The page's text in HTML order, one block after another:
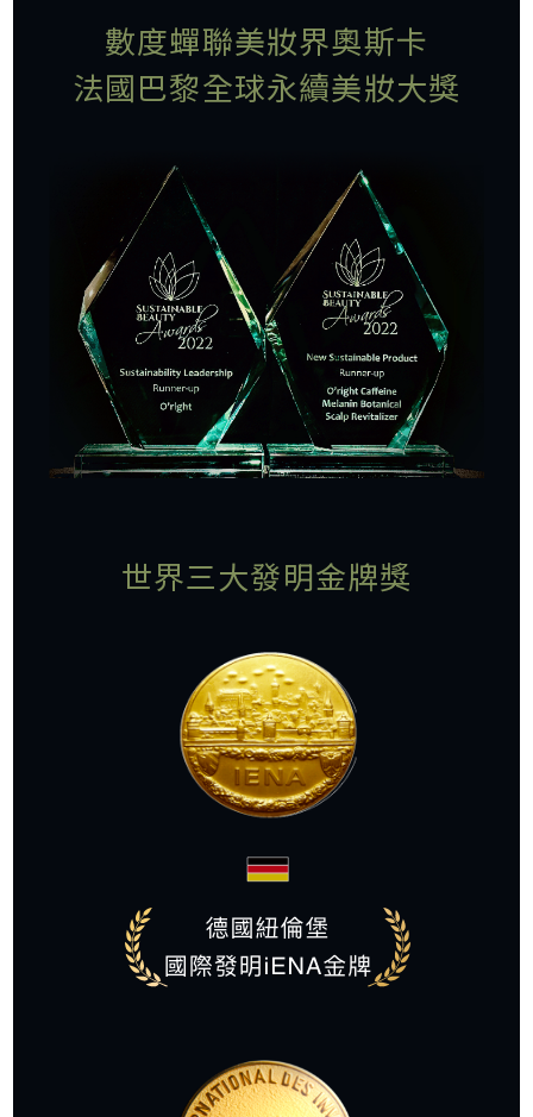
數度蟬聯美妝界奧斯卡
法國巴黎全球永續美妝大獎
世界三大發明金牌獎